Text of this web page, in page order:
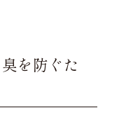
を防ぐた